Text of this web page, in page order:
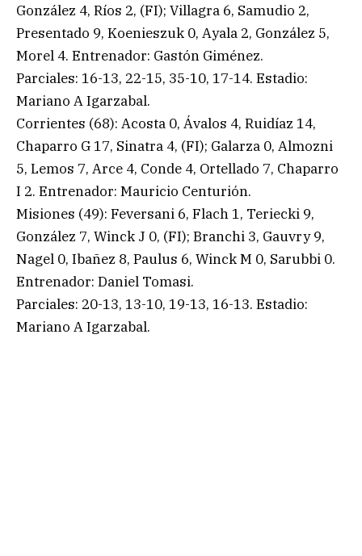
González 4, Ríos 2, (FI); Villagra 6, Samudio 2,
Presentado 9, Koenieszuk 0, Ayala 2, González 5,
Morel 4. Entrenador: Gastón Giménez.
Parciales: 16-13, 22-15, 35-10, 17-14. Estadio:
Mariano A Igarzabal.
Corrientes (68): Acosta 0, Ávalos 4, Ruidíaz 14,
Chaparro G 17, Sinatra 4, (FI); Galarza 0, Almozni
5, Lemos 7, Arce 4, Conde 4, Ortellado 7, Chaparro
I 2. Entrenador: Mauricio Centurión.
Misiones (49): Feversani 6, Flach 1, Teriecki 9,
González 7, Winck J 0, (FI); Branchi 3, Gauvry 9,
Nagel 0, Ibañez 8, Paulus 6, Winck M 0, Sarubbi 0.
Entrenador: Daniel Tomasi.
Parciales: 20-13, 13-10, 19-13, 16-13. Estadio:
Mariano A Igarzabal.